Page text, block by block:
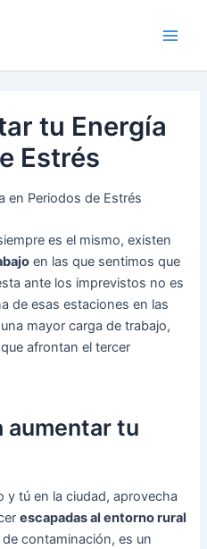
tu Energía
Estrés
es el mismo, existen
en las que sentimos que
ante los imprevistos no es
de esas estaciones en las
mayor carga de trabajo,
afrontan el tercer
aumentar tu
y tú en la ciudad, aprovecha
escapadas al entorno rural
contaminación, es un